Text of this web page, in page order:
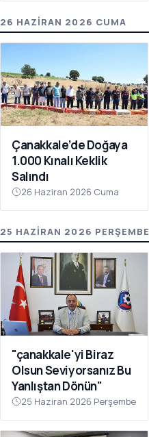
26 HAZIRAN 2026 CUMA
Çanakkale’de Doğaya
1.000 Kınalı Keklik
Salındı
26 Haziran 2026 Cuma
25 HAZIRAN 2026 PERŞEMBE
"çanakkale'yi Biraz
Olsun Seviyorsanız Bu
Yanlıştan Dönün"
25 Haziran 2026 Perşembe